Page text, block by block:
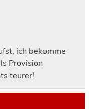
ich bekomme
Provision
teurer!